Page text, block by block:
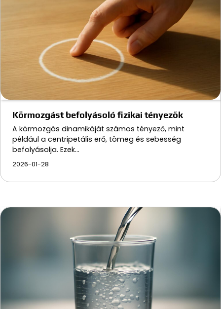
Körmozgást befolyásoló fizikai tényezők
A körmozgás dinamikáját számos tényező, mint
például a centripetális erő, tömeg és sebesség
befolyásolja. Ezek…
2026-01-28